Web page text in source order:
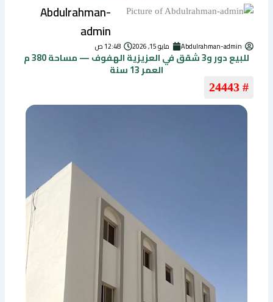
Abdulrahman-
admin
Abdulrahman-admin مايو 15, 2026 12:48 ص
للبيع دور و3 شقق في العزيزية الهفوف — مساحة 380 م
العمر 13 سنة
# 24443